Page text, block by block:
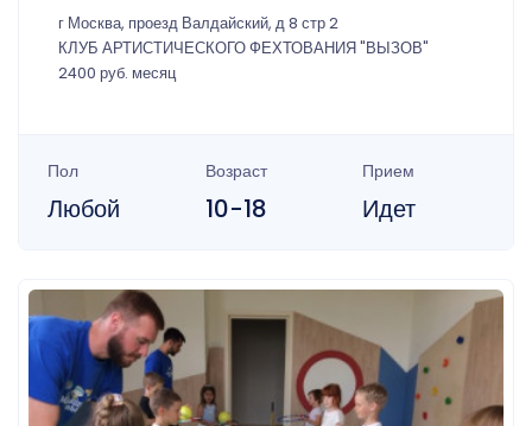
г Москва, проезд Валдайский, д 8 стр 2
КЛУБ АРТИСТИЧЕСКОГО ФЕХТОВАНИЯ "ВЫЗОВ"
2400 руб. месяц
Пол
Любой
Возраст
10-18
Прием
Идет